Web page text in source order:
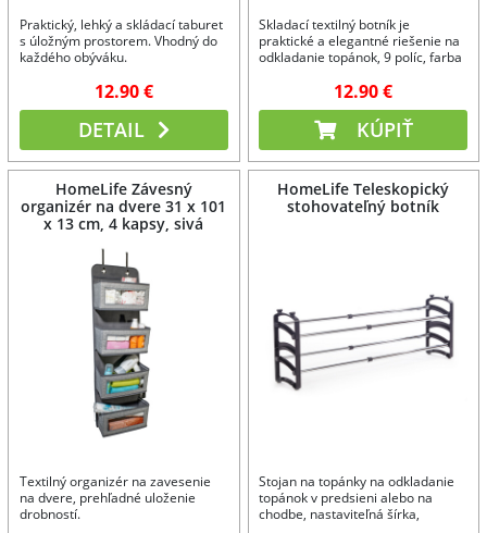
Praktický, lehký a skládací taburet
s úložným prostorem. Vhodný do
každého obýváku.
12.90 €
DETAIL
Skladací textilný botník je
praktické a elegantné riešenie na
odkladanie topánok, 9 políc, farba
12.90 €
KÚPIŤ
HomeLife Závesný
organizér na dvere 31 x 101
x 13 cm, 4 kapsy, sivá
Textilný organizér na zavesenie
na dvere, prehľadné uloženie
drobností.
HomeLife Teleskopický
stohovateľný botník
Stojan na topánky na odkladanie
topánok v predsieni alebo na
chodbe, nastaviteľná šírka,